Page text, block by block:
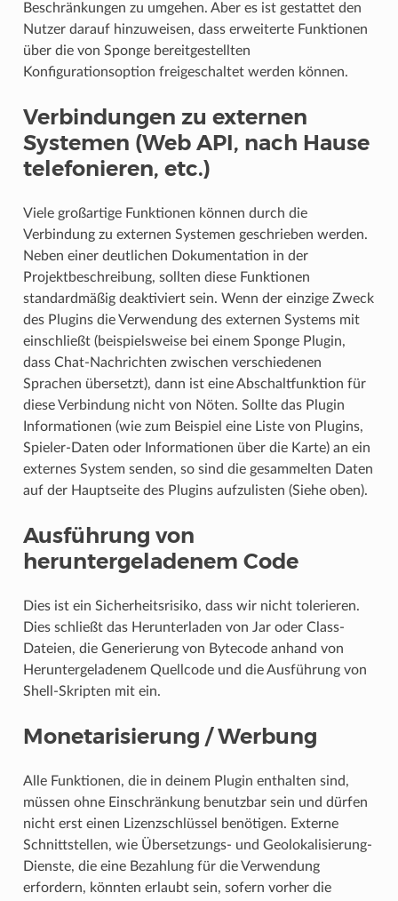
Beschränkungen zu umgehen. Aber es ist gestattet den
Nutzer darauf hinzuweisen, dass erweiterte Funktionen
über die von Sponge bereitgestellten
Konfigurationsoption freigeschaltet werden können.
Verbindungen zu externen
Systemen (Web API, nach Hause
telefonieren, etc.)
Viele großartige Funktionen können durch die
Verbindung zu externen Systemen geschrieben werden.
Neben einer deutlichen Dokumentation in der
Projektbeschreibung, sollten diese Funktionen
standardmäßig deaktiviert sein. Wenn der einzige Zweck
des Plugins die Verwendung des externen Systems mit
einschließt (beispielsweise bei einem Sponge Plugin,
dass Chat-Nachrichten zwischen verschiedenen
Sprachen übersetzt), dann ist eine Abschaltfunktion für
diese Verbindung nicht von Nöten. Sollte das Plugin
Informationen (wie zum Beispiel eine Liste von Plugins,
Spieler-Daten oder Informationen über die Karte) an ein
externes System senden, so sind die gesammelten Daten
auf der Hauptseite des Plugins aufzulisten (Siehe oben).
Ausführung von
heruntergeladenem Code
Dies ist ein Sicherheitsrisiko, dass wir nicht tolerieren.
Dies schließt das Herunterladen von Jar oder Class-
Dateien, die Generierung von Bytecode anhand von
Heruntergeladenem Quellcode und die Ausführung von
Shell-Skripten mit ein.
Monetarisierung / Werbung
Alle Funktionen, die in deinem Plugin enthalten sind,
müssen ohne Einschränkung benutzbar sein und dürfen
nicht erst einen Lizenzschlüssel benötigen. Externe
Schnittstellen, wie Übersetzungs- und Geolokalisierung-
Dienste, die eine Bezahlung für die Verwendung
erfordern, könnten erlaubt sein, sofern vorher die